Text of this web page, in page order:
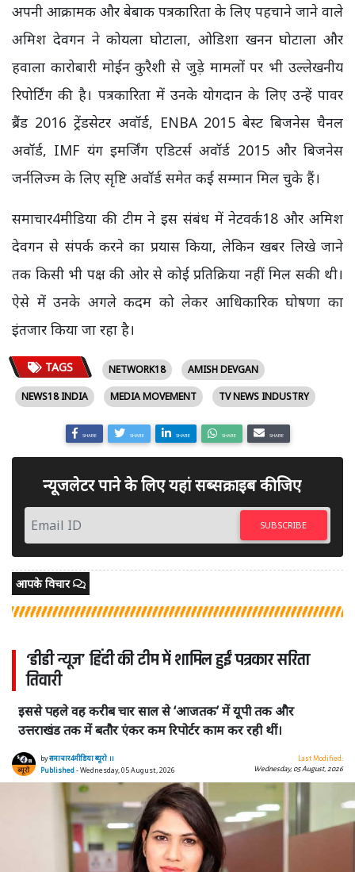
अपनी आक्रामक और बेबाक पत्रकारिता के लिए पहचाने जाने वाले
अमिश देवगन ने कोयला घोटाला, ओडिशा खनन घोटाला और
हवाला कारोबारी मोईन कुरैशी से जुड़े मामलों पर भी उल्लेखनीय
रिपोर्टिंग की है। पत्रकारिता में उनके योगदान के लिए उन्हें पावर
ब्रैंड 2016 ट्रेंडसेटर अवॉर्ड, ENBA 2015 बेस्ट बिजनेस चैनल
अवॉर्ड, IMF यंग इमर्जिंग एडिटर्स अवॉर्ड 2015 और बिजनेस
जर्नलिज्म के लिए सृष्टि अवॉर्ड समेत कई सम्मान मिल चुके हैं।
समाचार4मीडिया की टीम ने इस संबंध में नेटवर्क18 और अमिश
देवगन से संपर्क करने का प्रयास किया, लेकिन खबर लिखे जाने
तक किसी भी पक्ष की ओर से कोई प्रतिक्रिया नहीं मिल सकी थी।
ऐसे में उनके अगले कदम को लेकर आधिकारिक घोषणा का
इंतजार किया जा रहा है।
TAGS NETWORK18
AMISH DEVGAN
NEWS18 INDIA
MEDIA MOVEMENT TV NEWS INDUSTRY
SHARE SHARE SHARE SHARE SHARE
न्यूजलेटर पाने के लिए यहां सब्सक्राइब कीजिए
SUBSCRIBE
आपके विचार
‘डीडी न्यूज’ हिंदी की टीम में शामिल हुईं पत्रकार सरिता
तिवारी
इससे पहले वह करीब चार साल से ‘आजतक’ में यूपी तक और
उत्तराखंड तक में बतौर एंकर कम रिपोर्टर काम कर रही थीं।
byसमाचार4मीडिया ब्यूरो ।।
Published - Wednesday, 05 August, 2026
Last Modified:
Wednesday, 05 August, 2026